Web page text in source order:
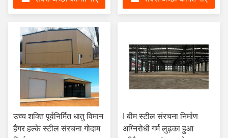
उच्च शक्ति पूर्वनिर्मित धातु विमान
हैंगर हल्के स्टील संरचना गोदाम
I बीम स्टील संरचना निर्माण
अग्निरोधी गर्म लुढ़का हुआ